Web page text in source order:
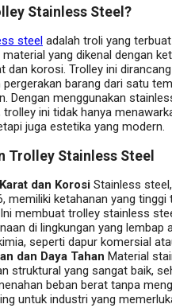
Stainless Steel?
steel adalah troli yang
yang dikenal dengan
dan korosi. Trolley ini
pergerakan barang dari satu
Dengan menggunakan
ini tidak hanya
juga estetika yang modern.
Trolley Stainless Steel
dan Korosi Stainless
memiliki ketahanan yang tinggi
membuat trolley stainless
di lingkungan yang lembap
seperti dapur komersial
dan Daya Tahan Material
struktural yang sangat baik,
beban berat tanpa
untuk industri yang